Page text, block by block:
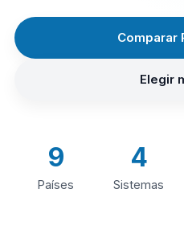
Comparar
Elegir
9
Países
4
Sistemas